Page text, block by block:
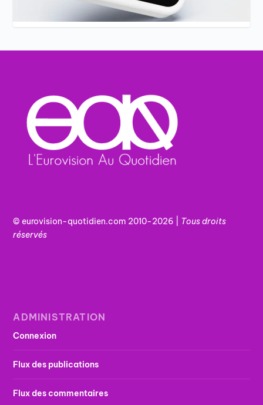
© eurovision-quotidien.com 2010-2026 | Tousdroits
réservés
ADMINISTRATION
Connexion
Flux des publications
Flux des commentaires